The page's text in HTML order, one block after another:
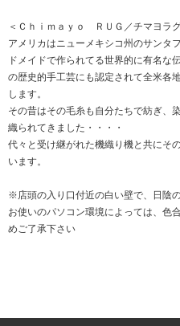
＜Ｃｈｉｍａｙｏ ＲＵＧ／チマヨラ
アメリカはニューメキシコ州のサンタ
ドメイドで作られてる世界的に有名な
の歴史的手工芸にも認定されて全米各
します。
その昔はその毛糸も自分たちで紡ぎ、
織られてきました・・・・
代々と受け継がれた機織り機と共にそ
います。
※店頭の入り口付近の白い壁で、日陰
お使いのパソコン環境によっては、色
めご了承下さい